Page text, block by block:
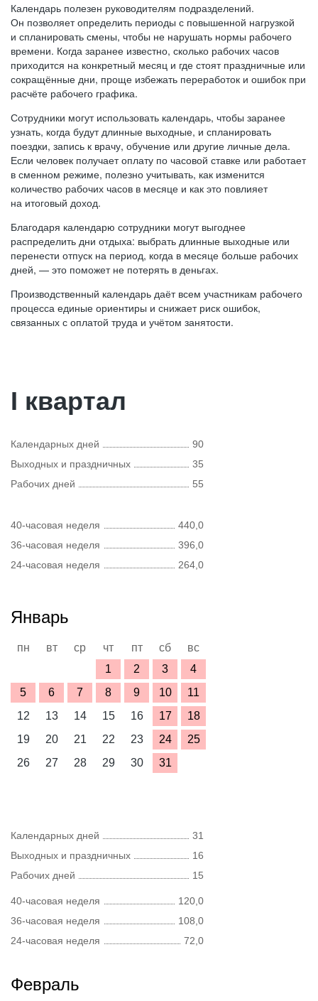
Календарь полезен руководителям подразделений.
Он позволяет определить периоды с повышенной нагрузкой
и спланировать смены, чтобы не нарушать нормы рабочего
времени. Когда заранее известно, сколько рабочих часов
приходится на конкретный месяц и где стоят праздничные или
сокращённые дни, проще избежать переработок и ошибок при
расчёте рабочего графика.
Сотрудники могут использовать календарь, чтобы заранее
узнать, когда будут длинные выходные, и спланировать
поездки, запись к врачу, обучение или другие личные дела.
Если человек получает оплату по часовой ставке или работает
в сменном режиме, полезно учитывать, как изменится
количество рабочих часов в месяце и как это повлияет
на итоговый доход.
Благодаря календарю сотрудники могут выгоднее
распределить дни отдыха: выбрать длинные выходные или
перенести отпуск на период, когда в месяце больше рабочих
дней, — это поможет не потерять в деньгах.
Производственный календарь даёт всем участникам рабочего
процесса единые ориентиры и снижает риск ошибок,
связанных с оплатой труда и учётом занятости.
I квартал
Календарных дней
90
Выходных и праздничных
35
Рабочих дней
55
40-часовая неделя
440,0
36-часовая неделя
396,0
24-часовая неделя
264,0
Январь
пн вт ср чт пт сб
вс
1
2 3
4
5
6 7 8 9 10
11
12
13 14 15 16 17
18
19
20 21 22 23 24
25
26
27 28 29 30 31
Календарных дней
31
Выходных и праздничных
16
Рабочих дней
15
40-часовая неделя
120,0
36-часовая неделя
108,0
24-часовая неделя
72,0
Февраль